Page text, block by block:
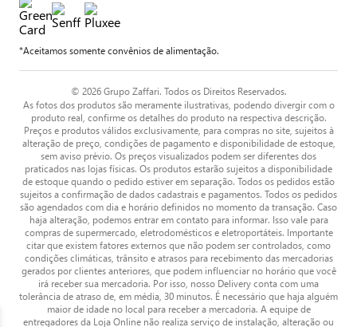
*Aceitamos somente convênios de alimentação.
© 2026 Grupo Zaffari. Todos os Direitos Reservados.
As fotos dos produtos são meramente ilustrativas, podendo divergir com o
produto real, confirme os detalhes do produto na respectiva descrição.
Preços e produtos válidos exclusivamente, para compras no site, sujeitos à
alteração de preço, condições de pagamento e disponibilidade de estoque,
sem aviso prévio. Os preços visualizados podem ser diferentes dos
praticados nas lojas físicas. Os produtos estarão sujeitos a disponibilidade
de estoque quando o pedido estiver em separação. Todos os pedidos estão
sujeitos a confirmação de dados cadastrais e pagamentos. Todos os pedidos
são agendados com dia e horário definidos no momento da transação. Caso
haja alteração, podemos entrar em contato para informar. Isso vale para
compras de supermercado, eletrodomésticos e eletroportáteis. Importante
citar que existem fatores externos que não podem ser controlados, como
condições climáticas, trânsito e atrasos para recebimento das mercadorias
gerados por clientes anteriores, que podem influenciar no horário que você
irá receber sua mercadoria. Por isso, nosso Delivery conta com uma
tolerância de atraso de, em média, 30 minutos. É necessário que haja alguém
maior de idade no local para receber a mercadoria. A equipe de
entregadores da Loja Online não realiza serviço de instalação, alteração ou